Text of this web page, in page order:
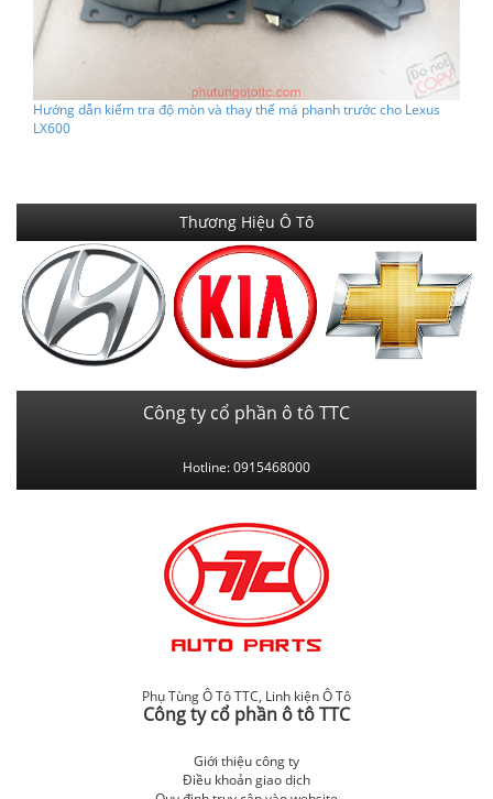
Hướng dẫn kiểm tra độ mòn và thay thế má phanh trước cho Lexus
LX600
Thương Hiệu Ô Tô
Công ty cổ phần ô tô TTC
Hotline: 0915468000
Phụ Tùng Ô Tô TTC, Linh kiện Ô Tô
Công ty cổ phần ô tô TTC
Giới thiệu công ty
Điều khoản giao dịch